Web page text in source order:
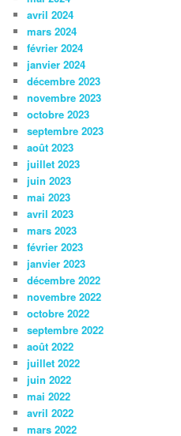
avril 2024
mars 2024
février 2024
janvier 2024
décembre 2023
novembre 2023
octobre 2023
septembre 2023
août 2023
juillet 2023
juin 2023
mai 2023
avril 2023
mars 2023
février 2023
janvier 2023
décembre 2022
novembre 2022
octobre 2022
septembre 2022
août 2022
juillet 2022
juin 2022
mai 2022
avril 2022
mars 2022